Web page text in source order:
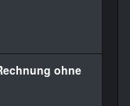
ohne